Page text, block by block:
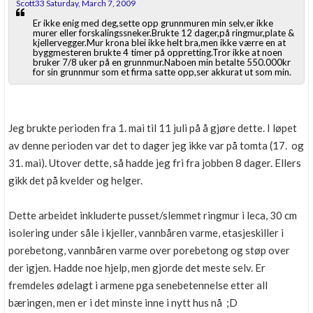
Scott33 Saturday, March 7, 2009
Er ikke enig med deg,sette opp grunnmuren min selv,er ikke
murer eller forskalingssneker.Brukte 12 dager,på ringmur,plate &
kjellervegger.Mur krona blei ikke helt bra,men ikke værre en at
byggmesteren brukte 4 timer på oppretting.Tror ikke at noen
bruker 7/8 uker på en grunnmur.Naboen min betalte 550.000kr
for sin grunnmur som et firma satte opp,ser akkurat ut som min.
Jeg brukte perioden fra 1. mai til 11 juli på å gjøre dette. I løpet
av denne perioden var det to dager jeg ikke var på tomta (17. og
31. mai). Utover dette, så hadde jeg fri fra jobben 8 dager. Ellers
gikk det på kvelder og helger.
Dette arbeidet inkluderte pusset/slemmet ringmur i leca, 30 cm
isolering under såle i kjeller, vannbåren varme, etasjeskiller i
porebetong, vannbåren varme over porebetong og støp over
der igjen. Hadde noe hjelp, men gjorde det meste selv. Er
fremdeles ødelagt i armene pga senebetennelse etter all
bæringen, men er i det minste inne i nytt hus nå ;D